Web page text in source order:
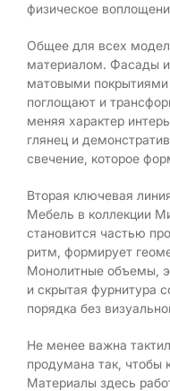
физическое
Общее для всех
материалом. Фасады
матовыми
поглощают и
меняя характер
глянец и
свечение, которое
Вторая ключевая
Мебель в коллекции
становится частью
ритм, формирует
Монолитные объемы,
и скрытая фурнитура
порядка без
Не менее важна
продумана так, чтобы
Материалы здесь